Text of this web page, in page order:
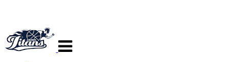
navigasjon